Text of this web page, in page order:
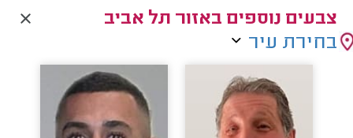
צבעים נוספים באזור תל אביב
בחירת עיר